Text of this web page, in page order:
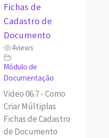
Fichas de
Cadastro de
Documento
4views
Módulo de
Documentação
Video 06.7 - Como
Criar Múltiplas
Fichas de Cadastro
de Documento